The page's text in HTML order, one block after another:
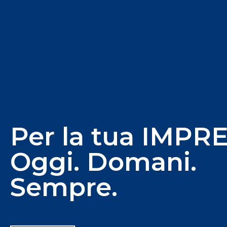
Per la tua
Oggi. Domani.
Sempre.